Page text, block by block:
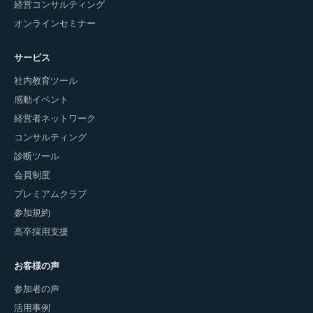
経営コンサルティング
オンラインセミナー
サービス
社内教育ツール
感動イベント
経営者ネットワーク
コンサルティング
診断ツール
会員制度
プレミアムクラブ
参加規約
高卒採用支援
お客様の声
参加者の声
活用事例